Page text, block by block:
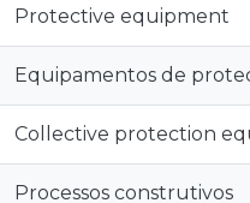
Protective equipment
Equipamentos de
Collective protection
Processos construtivos